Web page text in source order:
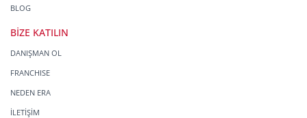
BLOG
BİZE KATILIN
DANIŞMAN OL
FRANCHISE
NEDEN ERA
İLETİŞİM